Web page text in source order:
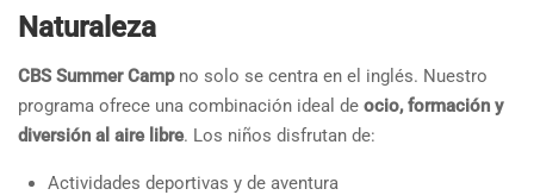
Naturaleza
CBS Summer Campno solo se centra en el inglés. Nuestro
programa ofrece una combinación ideal de ocio, formación y
diversión al aire libre. Los niños disfrutan de:
Actividades deportivas y de aventura